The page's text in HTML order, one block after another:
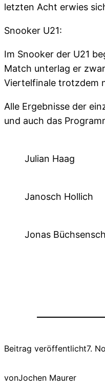
letzten Acht erwies
Snooker U21:
Im Snooker der U21
Match unterlag er
Viertelfinale trotzdem
Alle Ergebnisse der
und auch das
Julian Haag
Janosch Hollich
Jonas
Beitrag veröffentlicht7.
vonJochen Maurer